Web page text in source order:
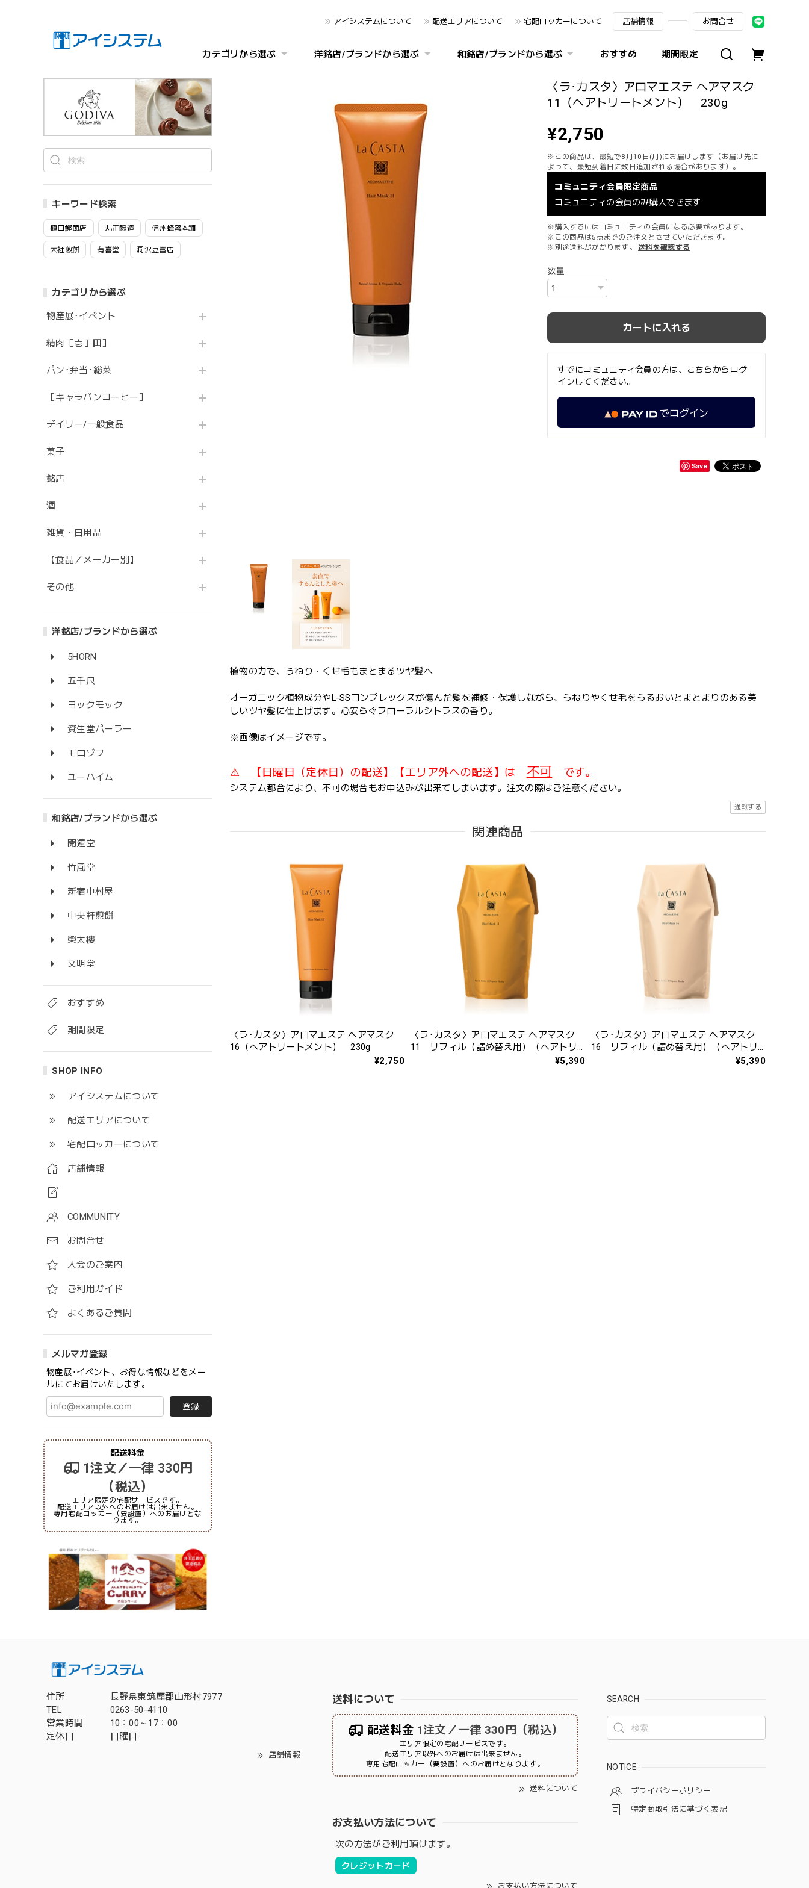
アイシステムについて 配送エリアについて 宅配ロッカーについて 店舗情報 お問合せ
カテゴリから選ぶ 洋銘店/ブランドから選ぶ 和銘店/ブランドから選ぶ おすすめ 期間限定
キーワード検索
植田鰹節店 丸正醸造 信州蜂蜜本舗
大社煎餅 有喜堂 洞沢豆富店
カテゴリから選ぶ
物産展･イベント
精肉［壱丁田］
パン･弁当･総菜
［キャラバンコーヒー］
デイリー/一般食品
菓子
銘店
酒
雑貨・日用品
【食品／メーカー別】
その他
洋銘店/ブランドから選ぶ
5HORN
五千尺
ヨックモック
資生堂パーラー
モロゾフ
ユーハイム
和銘店/ブランドから選ぶ
開運堂
竹風堂
新宿中村屋
中央軒煎餅
榮太樓
文明堂
おすすめ
期間限定
SHOP INFO
アイシステムについて
配送エリアについて
宅配ロッカーについて
店舗情報
COMMUNITY
お問合せ
入会のご案内
ご利用ガイド
よくあるご質問
メルマガ登録
物産展･イベント、お得な情報などをメー
ルにてお届けいたします。
登録
配送料金
1注文／一律 330円
（税込）
エリア限定の宅配サービスです。
配送エリア以外へのお届けは出来ません。
専用宅配ロッカー（要設置）へのお届けとな
ります。
〈ラ･カスタ〉アロマエステ ヘアマスク
11（ヘアトリートメント） 230g
¥2,750
※この商品は、最短で8月10日(月)にお届けします（お届け先に
よって、最短到着日に数日追加される場合があります）。
コミュニティ会員限定商品
コミュニティの会員のみ購入できます
※購入するにはコミュニティの会員になる必要があります。
※この商品は5点までのご注文とさせていただきます。
※別途送料がかかります。
送料を確認する
数量
カートに入れる
すでにコミュニティ会員の方は、こちらからログ
インしてください。
でログイン
Save
植物の力で、うねり・くせ毛もまとまるツヤ髪へ
オーガニック植物成分やL-SSコンプレックスが傷んだ髪を補修・保護しながら、うねりやくせ毛をうるおいとまとまりのある美
しいツヤ髪に仕上げます。心安らぐフローラルシトラスの香り。
※画像はイメージです。
⚠ 【日曜日（定休日）の配送】【エリア外への配送】は 不可 です。
システム都合により、不可の場合もお申込みが出来てしまいます。注文の際はご注意ください。
通報する
関連商品
〈ラ･カスタ〉アロマエステ ヘアマスク
16（ヘアトリートメント） 230g
¥2,750
〈ラ･カスタ〉アロマエステ ヘアマスク
11 リフィル（詰め替え用）（ヘアトリ
¥5,390
〈ラ･カスタ〉アロマエステ ヘアマスク
16 リフィル（詰め替え用）（ヘアトリ
¥5,390
住所
長野県東筑摩郡山形村7977
TEL
0263-50-4110
営業時間
10：00～17：00
定休日
日曜日
店舗情報
送料について
配送料金 1注文／一律 330円（税込）
エリア限定の宅配サービスです。
配送エリア以外へのお届けは出来ません。
専用宅配ロッカー（要設置）へのお届けとなります。
送料について
お支払い方法について
次の方法がご利用頂けます。
クレジットカード
お支払い方法について
SEARCH
NOTICE
プライバシーポリシー
特定商取引法に基づく表記